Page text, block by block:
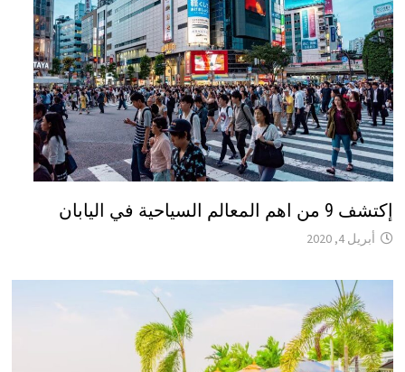
إكتشف 9 من اهم المعالم السياحية في اليابان
أبريل 4, 2020